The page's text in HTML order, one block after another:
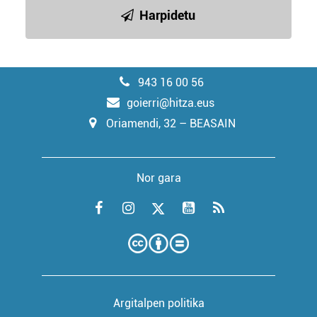
Harpidetu
943 16 00 56
goierri@hitza.eus
Oriamendi, 32 – BEASAIN
Nor gara
Argitalpen politika